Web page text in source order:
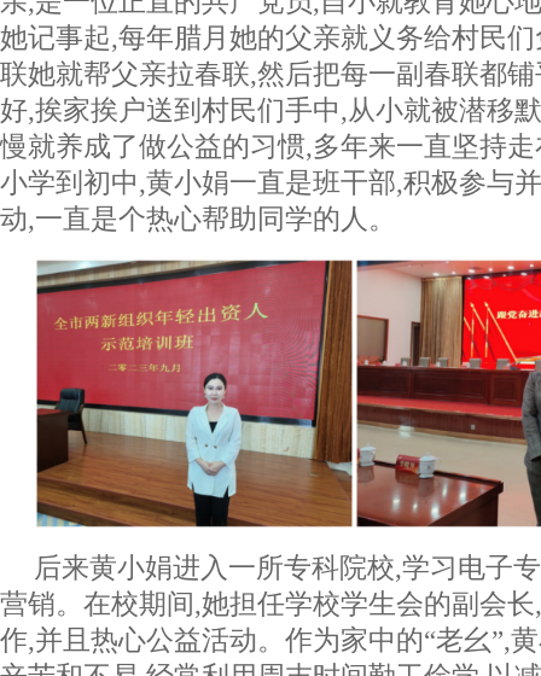
她记事起,每年腊月她的父亲就义务给村民
联她就帮父亲拉春联,然后把每一副春联都
好,挨家挨户送到村民们手中,从小就被潜移
慢就养成了做公益的习惯,多年来一直坚持
小学到初中,黄小娟一直是班干部,积极参与
动,一直是个热心帮助同学的人。
后来黄小娟进入一所专科院校,学习电子
营销。在校期间,她担任学校学生会的副会
作,并且热心公益活动。作为家中的“老幺”,